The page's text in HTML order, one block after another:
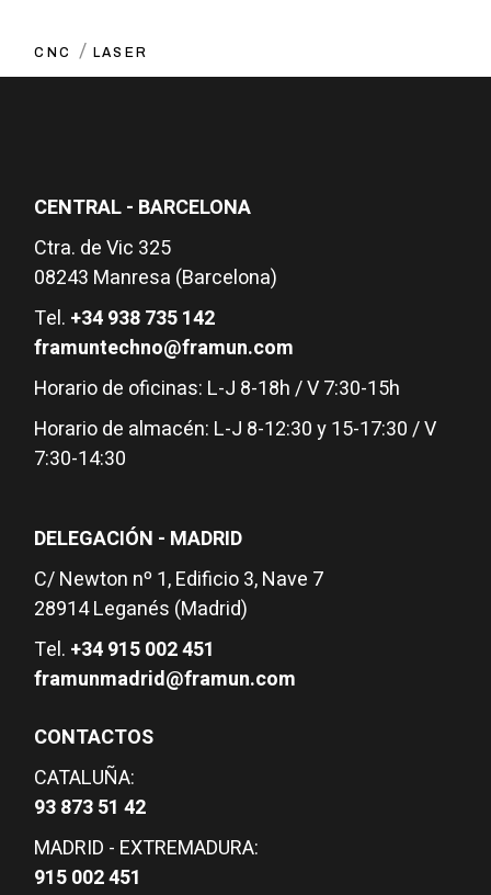
CNC LASER
CENTRAL - BARCELONA
Ctra. de Vic 325
08243 Manresa (Barcelona)
Tel. +34 938 735 142
framuntechno@framun.com
Horario de oficinas: L-J 8-18h / V 7:30-15h
Horario de almacén: L-J 8-12:30 y 15-17:30 / V
7:30-14:30
DELEGACIÓN - MADRID
C/ Newton nº 1, Edificio 3, Nave 7
28914 Leganés (Madrid)
Tel. +34 915 002 451
framunmadrid@framun.com
CONTACTOS
CATALUÑA:
93 873 51 42
MADRID - EXTREMADURA:
915 002 451